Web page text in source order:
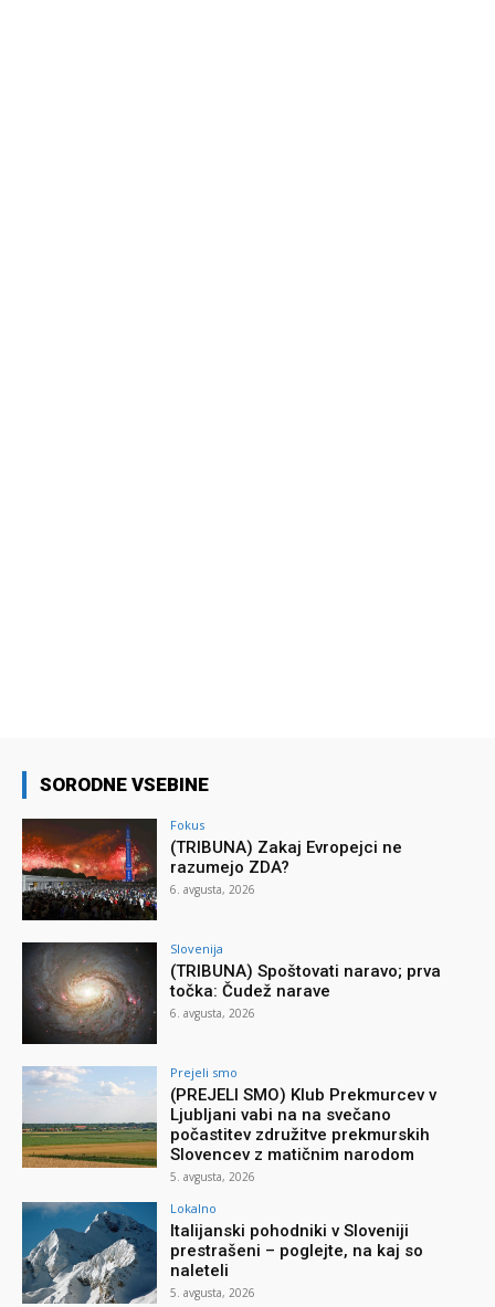
SORODNE VSEBINE
Fokus
(TRIBUNA) Zakaj Evropejci ne
razumejo ZDA?
6. avgusta, 2026
Slovenija
(TRIBUNA) Spoštovati naravo; prva
točka: Čudež narave
6. avgusta, 2026
Prejeli smo
(PREJELI SMO) Klub Prekmurcev v
Ljubljani vabi na na svečano
počastitev združitve prekmurskih
Slovencev z matičnim narodom
5. avgusta, 2026
Lokalno
Italijanski pohodniki v Sloveniji
prestrašeni – poglejte, na kaj so
naleteli
5. avgusta, 2026